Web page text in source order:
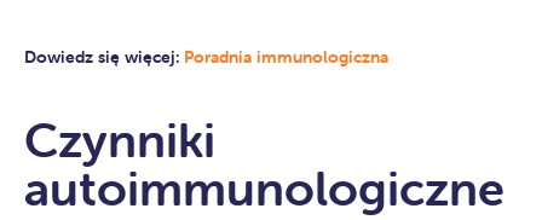
Dowiedz się więcej: Poradnia immunologiczna
Czynniki
autoimmunologiczne